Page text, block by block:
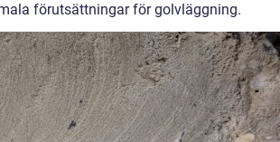
förutsättningar för golvläggning.